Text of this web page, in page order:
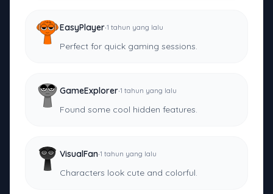
EasyPlayer·1 tahun yang lalu
Perfect for quick gaming sessions.
GameExplorer·1 tahun yang lalu
Found some cool hidden features.
VisualFan·1 tahun yang lalu
Characters look cute and colorful.